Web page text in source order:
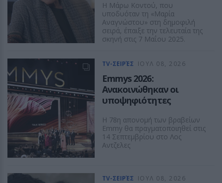
Η Μάρω Κοντού, που
υποδυόταν τη «Μαρία
Αναγνώστου» στη δημοφιλή
σειρά, έπαιξε την τελευταία της
σκηνή στις 7 Μαΐου 2025.
TV-ΣΕΙΡΈΣ ΙΟΥΛ 08, 2026
Emmys 2026:
Ανακοινώθηκαν οι
υποψηφιότητες
Η 78η απονομή των βραβείων
Emmy θα πραγματοποιηθεί στις
14 Σεπτεμβρίου στο Λος
Αντζελες
TV-ΣΕΙΡΈΣ ΙΟΥΛ 08, 2026